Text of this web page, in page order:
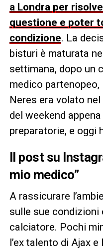
a Londra per
questione e poter
condizione. La
bisturi è maturata
settimana, dopo un
medico
Neres era volato nel
del weekend
preparatorie, e oggi
Il post su
mio medico”
A rassicurare
sulle sue
calciatore. Pochi
l’ex talento di Ajax